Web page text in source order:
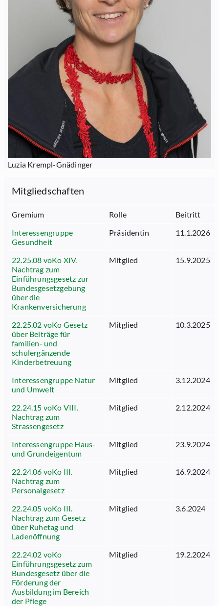
Luzia Krempl-Gnädinger
Mitgliedschaften
Gremium Rolle
Beitritt
Interessengruppe
Gesundheit
Präsidentin 11.1.2026
22.25.08 voKo XIV.
Nachtrag zum
Einführungsgesetz zur
Bundesgesetzgebung
über die
Krankenversicherung
Mitglied 15.9.2025
22.25.02 voKo Gesetz
über Beiträge für
familien- und
schulergänzende
Kinderbetreuung
Mitglied 10.3.2025
Interessengruppe Natur
und Umwelt
Mitglied 3.12.2024
22.24.15 voKo VIII.
Nachtrag zum
Strassengesetz
Mitglied 2.12.2024
Interessengruppe Haus-
und Grundeigentum
Mitglied 23.9.2024
22.24.06 voKo III.
Nachtrag zum
Personalgesetz
Mitglied 16.9.2024
22.24.05 voKo III.
Nachtrag zum Gesetz
über Ruhetag und
Ladenöffnung
Mitglied 3.6.2024
22.24.02 voKo
Einführungsgesetz zum
Bundesgesetz über die
Förderung der
Ausbildung im Bereich
der Pflege
Mitglied 19.2.2024